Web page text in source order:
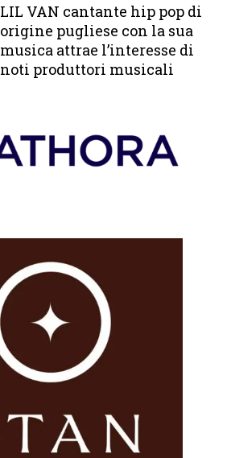
LIL VAN cantante hip pop di
origine pugliese con la sua
musica attrae l’interesse di
noti produttori musicali